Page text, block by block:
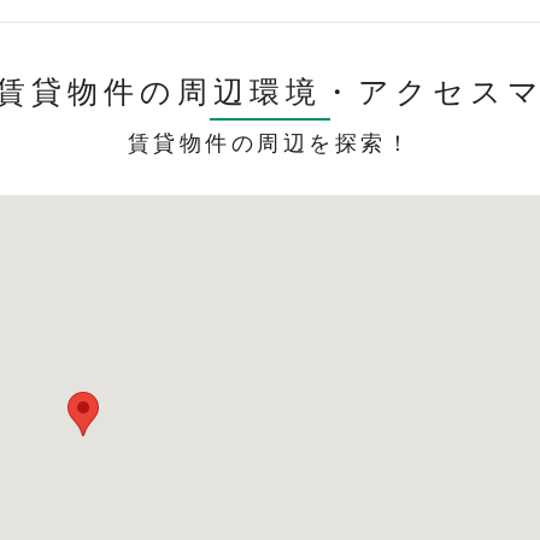
貸物件の周辺環境・ アクセス
賃貸物件の周辺を探索！